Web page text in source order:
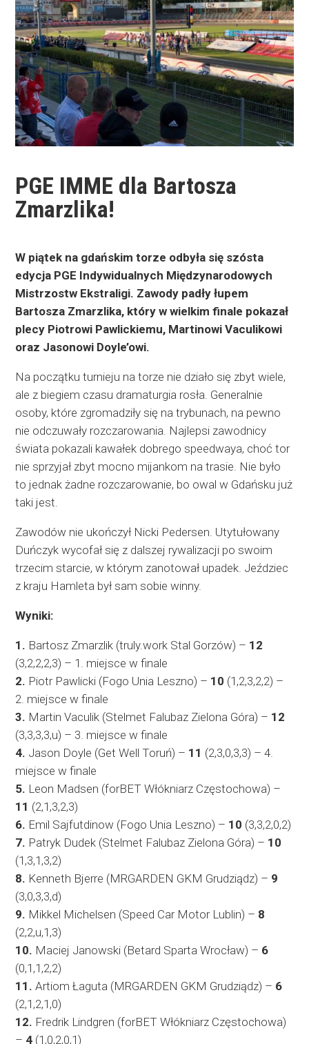
PGE IMME dla Bartosza
Zmarzlika!
W piątek na gdańskim torze odbyła się szósta
edycja PGE Indywidualnych Międzynarodowych
Mistrzostw Ekstraligi. Zawody padły łupem
Bartosza Zmarzlika, który w wielkim finale pokazał
plecy Piotrowi Pawlickiemu, Martinowi Vaculikowi
oraz Jasonowi Doyle’owi.
Na początku turnieju na torze nie działo się zbyt wiele,
ale z biegiem czasu dramaturgia rosła. Generalnie
osoby, które zgromadziły się na trybunach, na pewno
nie odczuwały rozczarowania. Najlepsi zawodnicy
świata pokazali kawałek dobrego speedwaya, choć tor
nie sprzyjał zbyt mocno mijankom na trasie. Nie było
to jednak żadne rozczarowanie, bo owal w Gdańsku już
taki jest.
Zawodów nie ukończył Nicki Pedersen. Utytułowany
Duńczyk wycofał się z dalszej rywalizacji po swoim
trzecim starcie, w którym zanotował upadek. Jeździec
z kraju Hamleta był sam sobie winny.
Wyniki:
1. Bartosz Zmarzlik (truly.work Stal Gorzów) – 12
(3,2,2,2,3) – 1. miejsce w finale
2. Piotr Pawlicki (Fogo Unia Leszno) – 10 (1,2,3,2,2) –
2. miejsce w finale
3. Martin Vaculik (Stelmet Falubaz Zielona Góra) – 12
(3,3,3,3,u) – 3. miejsce w finale
4. Jason Doyle (Get Well Toruń) – 11 (2,3,0,3,3) – 4.
miejsce w finale
5. Leon Madsen (forBET Włókniarz Częstochowa) –
11 (2,1,3,2,3)
6. Emil Sajfutdinow (Fogo Unia Leszno) – 10 (3,3,2,0,2)
7. Patryk Dudek (Stelmet Falubaz Zielona Góra) – 10
(1,3,1,3,2)
8. Kenneth Bjerre (MRGARDEN GKM Grudziądz) – 9
(3,0,3,3,d)
9. Mikkel Michelsen (Speed Car Motor Lublin) – 8
(2,2,u,1,3)
10. Maciej Janowski (Betard Sparta Wrocław) – 6
(0,1,1,2,2)
11.Artiom Łaguta (MRGARDEN GKM Grudziądz) – 6
(2,1,2,1,0)
12. Fredrik Lindgren (forBET Włókniarz Częstochowa)
– 4 (1,0,2,0,1)